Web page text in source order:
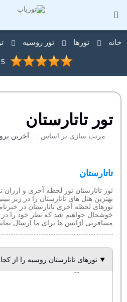
خانه تورها تور روسیه
5
تور تاتارستان
مرتب سازی بر اساس : آخرین
تاتارستان
تور تاتارستان تور لحظه آخری و ارزان
بهترین هتل های تاتارستان را در زیر
تورهای لحظه آخری تاتارستان در
خوشحال خواهیم شد که نظر خود را در
مسافرتی آژانس ها برای ما ارسال
تورهای تاتارستان روسیه را از